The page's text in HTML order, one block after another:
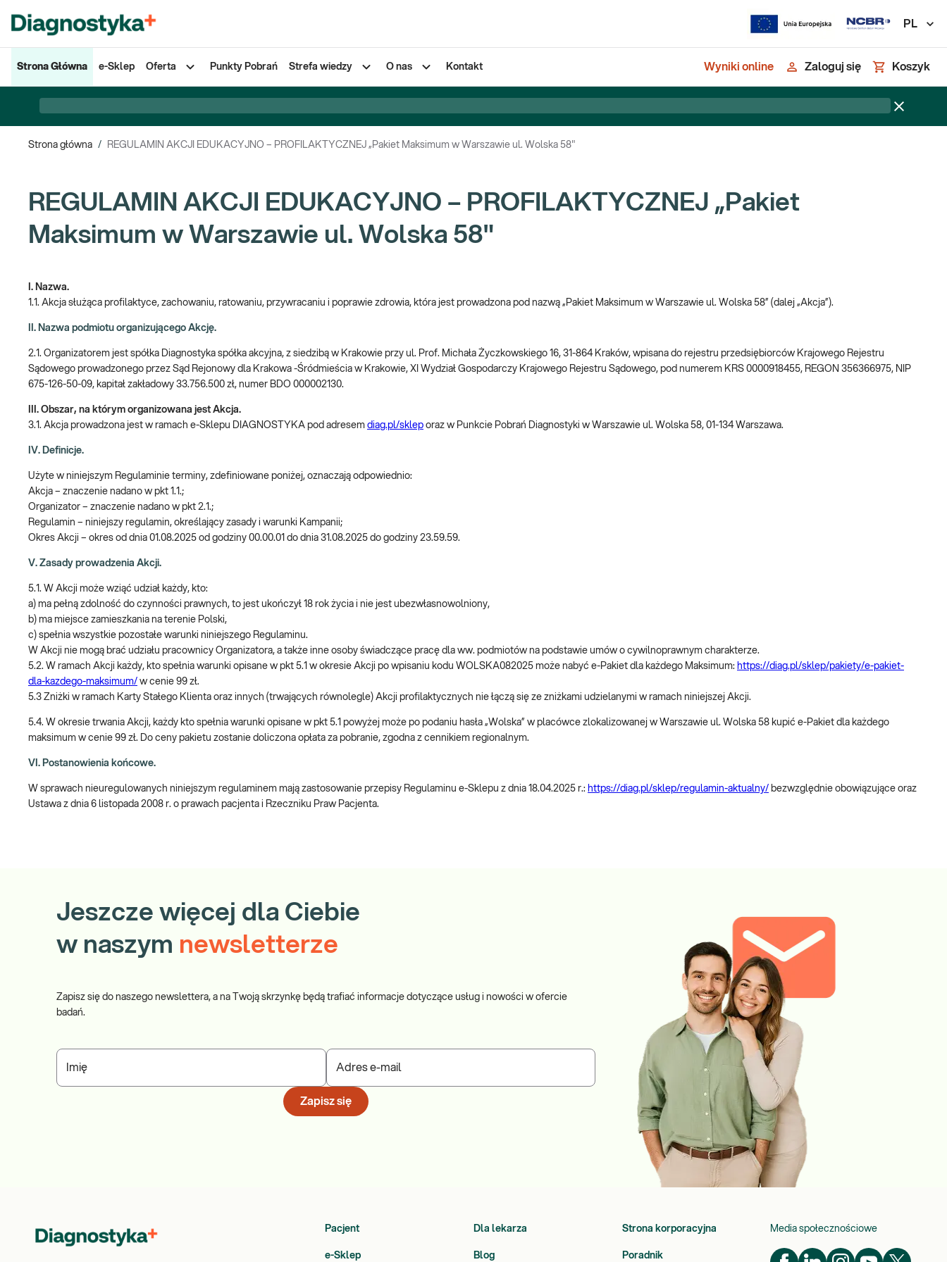
PL
Strona Główna e-Sklep Oferta Punkty Pobrań Strefa wiedzy O nas Kontakt Wyniki online Zaloguj się Koszyk
Strona główna / REGULAMIN AKCJI EDUKACYJNO – PROFILAKTYCZNEJ „Pakiet Maksimum w Warszawie ul. Wolska 58"
REGULAMIN AKCJI EDUKACYJNO – PROFILAKTYCZNEJ „Pakiet
Maksimum w Warszawie ul. Wolska 58"
I. Nazwa.
1.1. Akcja służąca profilaktyce, zachowaniu, ratowaniu, przywracaniu i poprawie zdrowia, która jest prowadzona pod nazwą „Pakiet Maksimum w Warszawie ul. Wolska 58” (dalej „Akcja”).
II. Nazwa podmiotu organizującego Akcję.
2.1. Organizatorem jest spółka Diagnostyka spółka akcyjna, z siedzibą w Krakowie przy ul. Prof. Michała Życzkowskiego 16, 31-864 Kraków, wpisana do rejestru przedsiębiorców Krajowego Rejestru
Sądowego prowadzonego przez Sąd Rejonowy dla Krakowa -Śródmieścia w Krakowie, XI Wydział Gospodarczy Krajowego Rejestru Sądowego, pod numerem KRS 0000918455, REGON 356366975, NIP
675-126-50-09, kapitał zakładowy 33.756.500 zł, numer BDO 000002130.
III. Obszar, na którym organizowana jest Akcja.
3.1. Akcja prowadzona jest w ramach e-Sklepu DIAGNOSTYKA pod adresem diag.pl/sklep oraz w Punkcie Pobrań Diagnostyki w Warszawie ul. Wolska 58, 01-134 Warszawa.
IV. Definicje.
Użyte w niniejszym Regulaminie terminy, zdefiniowane poniżej, oznaczają odpowiednio:
Akcja – znaczenie nadano w pkt 1.1.;
Organizator – znaczenie nadano w pkt 2.1.;
Regulamin – niniejszy regulamin, określający zasady i warunki Kampanii;
Okres Akcji – okres od dnia 01.08.2025 od godziny 00.00.01 do dnia 31.08.2025 do godziny 23.59.59.
V. Zasady prowadzenia Akcji.
5.1. W Akcji może wziąć udział każdy, kto:
a) ma pełną zdolność do czynności prawnych, to jest ukończył 18 rok życia i nie jest ubezwłasnowolniony,
b) ma miejsce zamieszkania na terenie Polski,
c) spełnia wszystkie pozostałe warunki niniejszego Regulaminu.
W Akcji nie mogą brać udziału pracownicy Organizatora, a także inne osoby świadczące pracę dla ww. podmiotów na podstawie umów o cywilnoprawnym charakterze.
5.2. W ramach Akcji każdy, kto spełnia warunki opisane w pkt 5.1 w okresie Akcji po wpisaniu kodu WOLSKA082025 może nabyć e-Pakiet dla każdego Maksimum: https://diag.pl/sklep/pakiety/e-pakiet-
dla-kazdego-maksimum/ w cenie 99 zł.
5.3 Zniżki w ramach Karty Stałego Klienta oraz innych (trwających równolegle) Akcji profilaktycznych nie łączą się ze zniżkami udzielanymi w ramach niniejszej Akcji.
5.4. W okresie trwania Akcji, każdy kto spełnia warunki opisane w pkt 5.1 powyżej może po podaniu hasła „Wolska” w placówce zlokalizowanej w Warszawie ul. Wolska 58 kupić e-Pakiet dla każdego
maksimum w cenie 99 zł. Do ceny pakietu zostanie doliczona opłata za pobranie, zgodna z cennikiem regionalnym.
VI. Postanowienia końcowe.
W sprawach nieuregulowanych niniejszym regulaminem mają zastosowanie przepisy Regulaminu e-Sklepu z dnia 18.04.2025 r.: https://diag.pl/sklep/regulamin-aktualny/ bezwzględnie obowiązujące oraz
Ustawa z dnia 6 listopada 2008 r. o prawach pacjenta i Rzeczniku Praw Pacjenta.
Jeszcze więcej dla Ciebie
w naszym newsletterze
Zapisz się do naszego newslettera, a na Twoją skrzynkę będą trafiać informacje dotyczące usług i nowości w ofercie
badań.
Imię Adres e-mail
Zapisz się
Pacjent Dla lekarza Strona korporacyjna
e-Sklep Blog Poradnik
Media społecznościowe